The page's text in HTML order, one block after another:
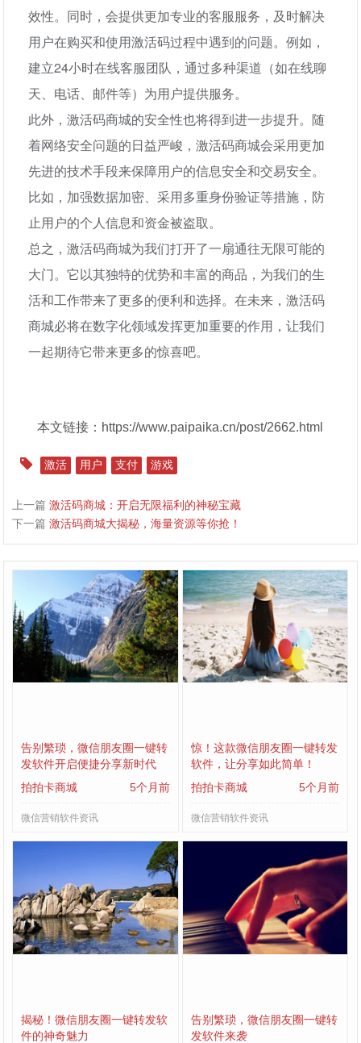
效性。同时，会提供更加专业的客服服务，及时解决
用户在购买和使用激活码过程中遇到的问题。例如，
建立24小时在线客服团队，通过多种渠道（如在线聊
天、电话、邮件等）为用户提供服务。
此外，激活码商城的安全性也将得到进一步提升。随
着网络安全问题的日益严峻，激活码商城会采用更加
先进的技术手段来保障用户的信息安全和交易安全。
比如，加强数据加密、采用多重身份验证等措施，防
止用户的个人信息和资金被盗取。
总之，激活码商城为我们打开了一扇通往无限可能的
大门。它以其独特的优势和丰富的商品，为我们的生
活和工作带来了更多的便利和选择。在未来，激活码
商城必将在数字化领域发挥更加重要的作用，让我们
一起期待它带来更多的惊喜吧。
本文链接：https://www.paipaika.cn/post/2662.html
激活 用户 支付 游戏
上一篇激活码商城：开启无限福利的神秘宝藏
下一篇激活码商城大揭秘，海量资源等你抢！
告别繁琐，微信朋友圈一键转
发软件开启便捷分享新时代
拍拍卡商城
5个月前
微信营销软件资讯
惊！这款微信朋友圈一键转发
软件，让分享如此简单！
拍拍卡商城
5个月前
微信营销软件资讯
揭秘！微信朋友圈一键转发软
件的神奇魅力
告别繁琐，微信朋友圈一键转
发软件来袭